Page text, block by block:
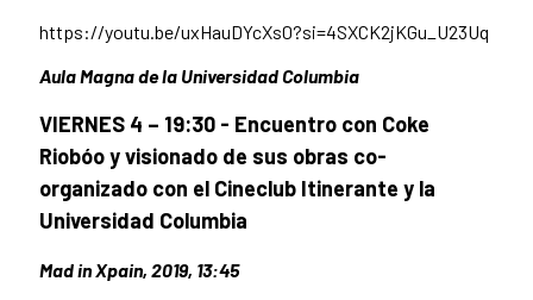
https://youtu.be/uxHauDYcXs0?si=4SXCK2jKGu_U23Uq
Aula Magna de la Universidad Columbia
VIERNES 4 – 19:30 - Encuentro con Coke
Riobóo y visionado de sus obras co-
organizado con el Cineclub Itinerante y la
Universidad Columbia
Mad in Xpain, 2019, 13:45